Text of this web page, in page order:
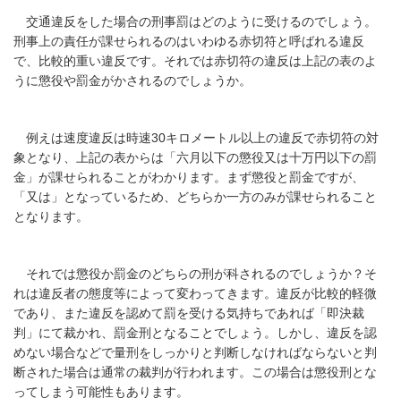
交通違反をした場合の刑事罰はどのように受けるのでしょう。
刑事上の責任が課せられるのはいわゆる赤切符と呼ばれる違反
で、比較的重い違反です。それでは赤切符の違反は上記の表のよ
うに懲役や罰金がかされるのでしょうか。
例えは速度違反は時速30キロメートル以上の違反で赤切符の対
象となり、上記の表からは「六月以下の懲役又は十万円以下の罰
金 」が課せられることがわかります。まず懲役と罰金ですが、
「又は」となっているため、どちらか一方のみが課せられること
となります。
それでは懲役か罰金のどちらの刑が科されるのでしょうか？そ
れは違反者の態度等によって変わってきます。違反が比較的軽微
であり、また違反を認めて罰を受ける気持ちであれば「即決裁
判」にて裁かれ、罰金刑となることでしょう。しかし、違反を認
めない場合などで量刑をしっかりと判断しなければならないと判
断された場合は通常の裁判が行われます。この場合は懲役刑とな
ってしまう可能性もあります。